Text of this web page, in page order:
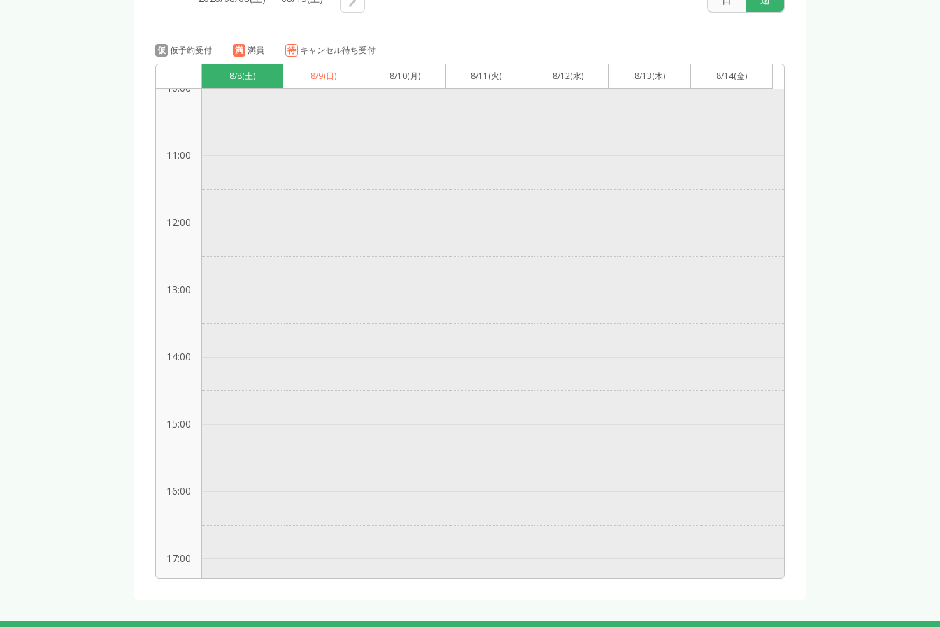
仮 仮予約受付 満 満員 待 キャンセル待ち受付
8/8(土) 8/9(日) 8/10(月) 8/11 (火) 8/12(水) 8/13(木) 8/14(金)
10:00
11:00
12:00
13:00
14:00
15:00
16:00
17:00